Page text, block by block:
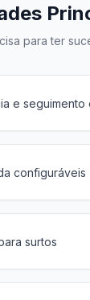
para ter
e seguimento
configuráveis
surtos